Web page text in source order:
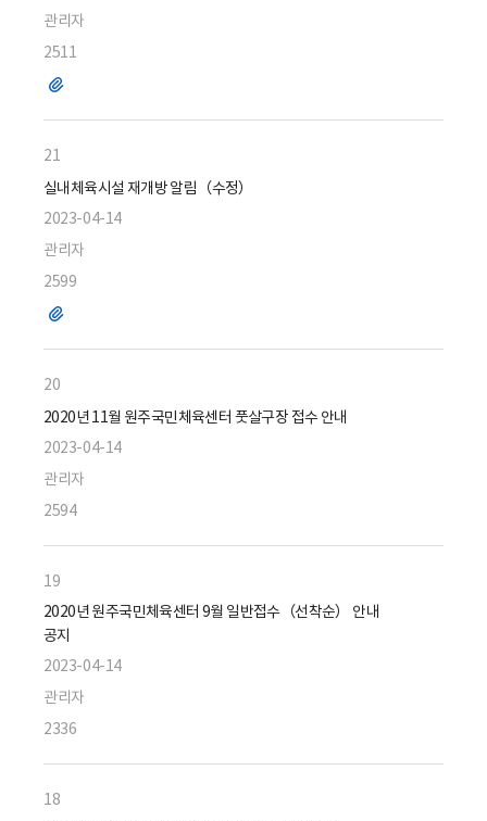
관리자
2511
파
21
실내체육시설 재개방 알림（수정）
2023-04-14
관리자
2599
파
20
2020년 11월 원주국민체육센터 풋살구장 접수 안내
2023-04-14
관리자
2594
19
2020년 원주국민체육센터 9월 일반접수（선착순） 안내
공지
2023-04-14
관리자
2336
18